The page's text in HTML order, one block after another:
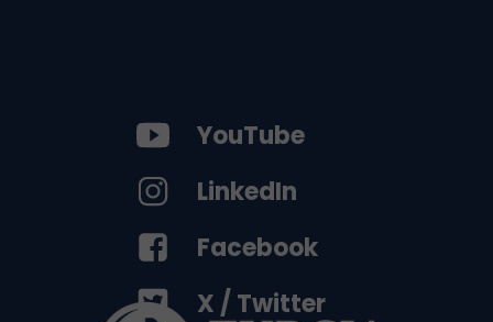
YouTube
LinkedIn
Facebook
X / Twitter